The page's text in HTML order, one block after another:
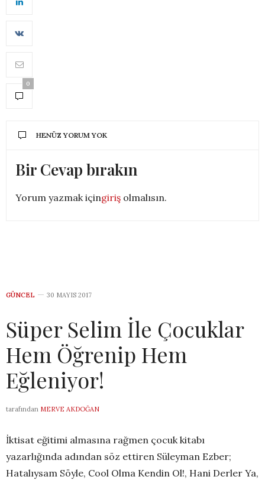
0
HENÜZ YORUM YOK
Bir Cevap bırakın
Yorum yazmak içingiriş olmalısın.
GÜNCEL 30 MAYIS 2017
Süper Selim İle Çocuklar
Hem Öğrenip Hem
Eğleniyor!
tarafından MERVE AKDOĞAN
İktisat eğitimi almasına rağmen çocuk kitabı
yazarlığında adından söz ettiren Süleyman Ezber;
Hatalıysam Söyle, Cool Olma Kendin Ol!, Hani Derler Ya,